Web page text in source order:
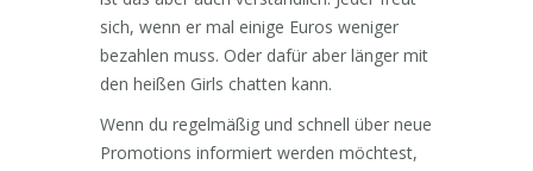
sich, wenn er mal einige Euros weniger
bezahlen muss. Oder dafür aber länger mit
den heißen Girls chatten kann.
Wenn du regelmäßig und schnell über neue
Promotions informiert werden möchtest,